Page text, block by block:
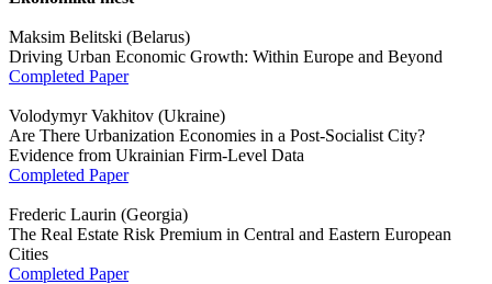
Maksim Belitski (Belarus)
Driving Urban Economic Growth: Within Europe and Beyond
Completed Paper
Volodymyr Vakhitov (Ukraine)
Are There Urbanization Economies in a Post-Socialist City?
Evidence from Ukrainian Firm-Level Data
Completed Paper
Frederic Laurin (Georgia)
The Real Estate Risk Premium in Central and Eastern European
Cities
Completed Paper